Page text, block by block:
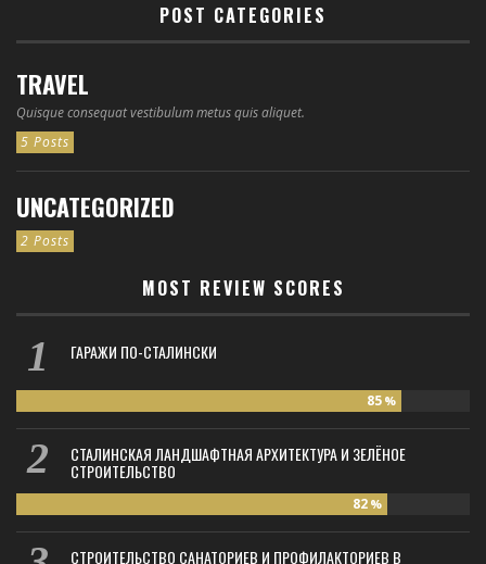
POST CATEGORIES
TRAVEL
Quisque consequat vestibulum metus quis aliquet.
5 Posts
UNCATEGORIZED
2 Posts
MOST REVIEW SCORES
ГАРАЖИ ПО-СТАЛИНСКИ
85 %
СТАЛИНСКАЯ ЛАНДШАФТНАЯ АРХИТЕКТУРА И ЗЕЛЁНОЕ
СТРОИТЕЛЬСТВО
82 %
СТРОИТЕЛЬСТВО САНАТОРИЕВ И ПРОФИЛАКТОРИЕВ В